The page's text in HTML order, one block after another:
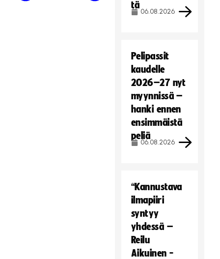
tä
06.08.2026
Pelipassit
kaudelle
2026–27 nyt
myynnissä –
hanki ennen
ensimmäistä
peliä
06.08.2026
“Kannustava
ilmapiiri
syntyy
yhdessä –
Reilu
Aikuinen -